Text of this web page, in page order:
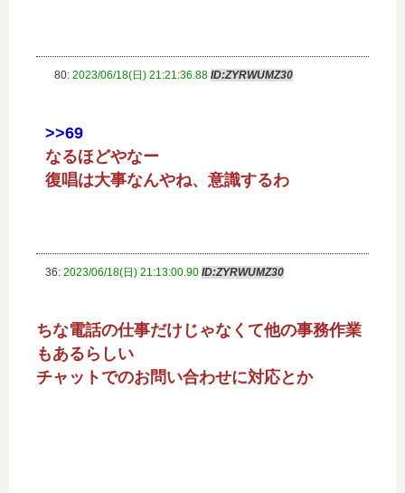
80: 2023/06/18(日) 21:21:36.88 ID:ZYRWUMZ30
>>69
なるほどやなー
復唱は大事なんやね、意識するわ
36: 2023/06/18(日) 21:13:00.90 ID:ZYRWUMZ30
ちな電話の仕事だけじゃなくて他の事務作業
もあるらしい
チャットでのお問い合わせに対応とか